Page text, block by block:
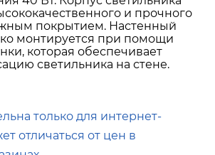
и прочного
покрытием. Настенный
монтируется при помощи
которая обеспечивает
светильника на стене.
только для интернет-
отличаться от цен в